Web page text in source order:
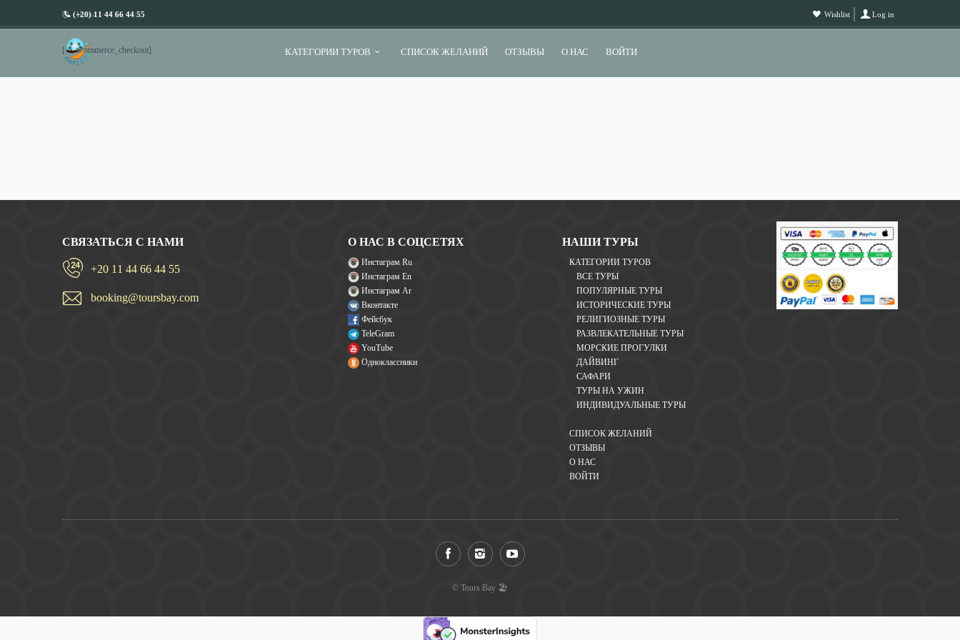
(+20) 11 44 66 44 55 Wishlist Log in
КАТЕГОРИИ ТУРОВ СПИСОК ЖЕЛАНИЙ ОТЗЫВЫ О НАС ВОЙТИ
Home Checkout
[woocommerce_checkout]
СВЯЗАТЬСЯ С НАМИ
+20 11 44 66 44 55
booking@toursbay.com
О НАС В СОЦСЕТЯХ
Инстаграм Ru
Инстаграм En
Инстаграм Ar
Вконтакте
Фейсбук
TeleGram
YouTube
Одноклассники
НАШИ ТУРЫ
КАТЕГОРИИ ТУРОВ
ВСЕ ТУРЫ
ПОПУЛЯРНЫЕ ТУРЫ
ИСТОРИЧЕСКИЕ ТУРЫ
РЕЛИГИОЗНЫЕ ТУРЫ
РАЗВЛЕКАТЕЛЬНЫЕ ТУРЫ
МОРСКИЕ ПРОГУЛКИ
ДАЙВИНГ
САФАРИ
ТУРЫ НА УЖИН
ИНДИВИДУАЛЬНЫЕ ТУРЫ
СПИСОК ЖЕЛАНИЙ
ОТЗЫВЫ
О НАС
ВОЙТИ
© Tours Bay 🏖